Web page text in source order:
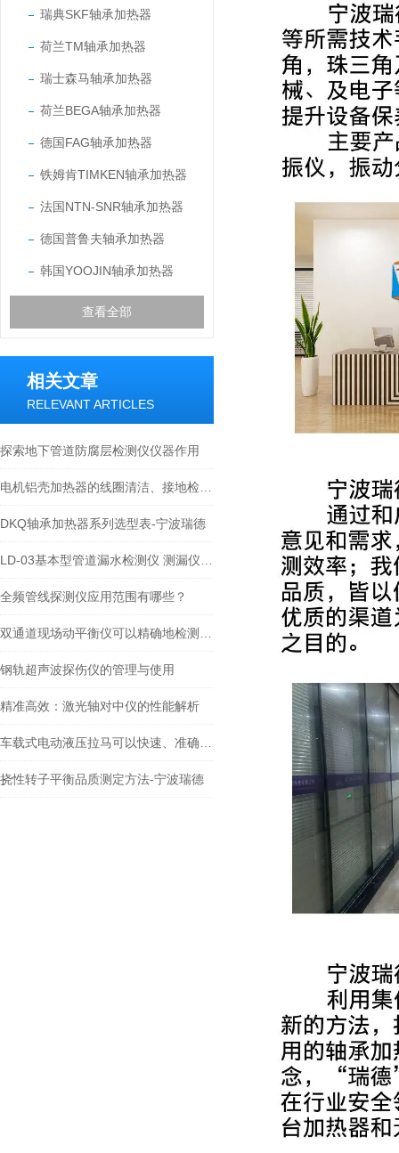
瑞典SKF轴承加热器
荷兰TM轴承加热器
瑞士森马轴承加热器
荷兰BEGA轴承加热器
德国FAG轴承加热器
铁姆肯TIMKEN轴承加热器
法国NTN-SNR轴承加热器
德国普鲁夫轴承加热器
韩国YOOJIN轴承加热器
查看全部
相关文章
RELEVANT ARTICLES
探索地下管道防腐层检测仪仪器作用
DKQ轴承加热器系列选型表-宁波瑞德
全频管线探测仪应用范围有哪些？
钢轨超声波探伤仪的管理与使用
精准高效：激光轴对中仪的性能解析
挠性转子平衡品质测定方法-宁波瑞德